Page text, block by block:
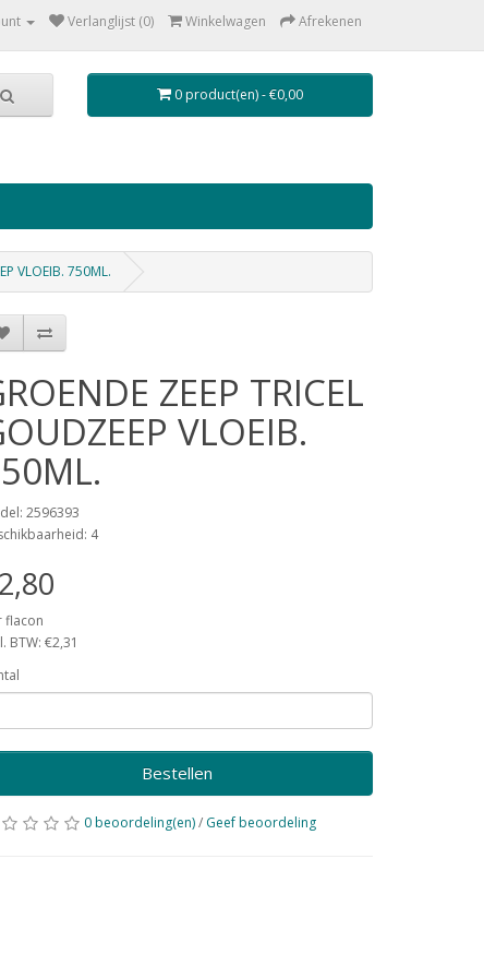
Verlanglijst (0) Winkelwagen Afrekenen
0 product(en) - €0,00
VLOEIB. 750ML.
ZEEP TRICEL
VLOEIB.
2596393
4
flacon
BTW: €2,31
Bestellen
0 beoordeling(en)/ Geef beoordeling